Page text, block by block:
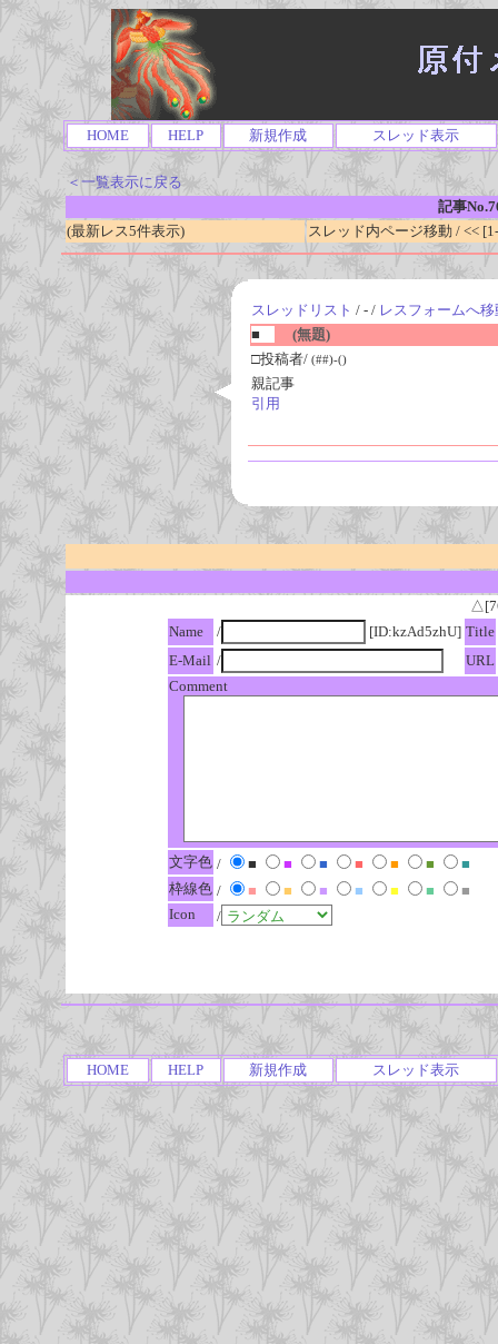
HOME HELP 新規作成 スレッド表示
＜一覧表示に戻る
記事
(最新レス5件表示)
スレッド内ページ移動 / <<
スレッドリスト / - / レスフォームへ移
■
(無題)
□投稿者/ (##)-()
親記事
引用
Name
/ [ID:kzAd5zhU] Title
E-Mail /
URL
Comment
文字色 / ■ ■ ■ ■ ■ ■
■
枠線色 / ■ ■ ■ ■ ■ ■
■
Icon
/
HOME HELP 新規作成 スレッド表示